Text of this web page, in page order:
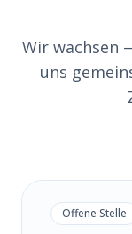
Wir wachsen
uns
Offene Stelle